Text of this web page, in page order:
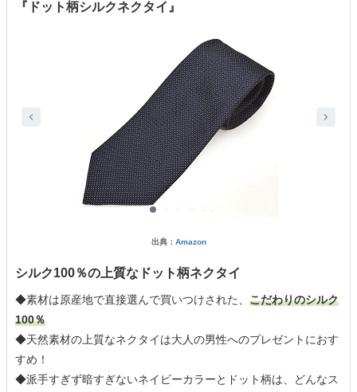
『ドット柄シルクネクタイ』
出典： Amazon
シルク100％の上質なドット柄ネクタイ
◆素材は原産地で直接選んで買いつけされた、 こだわりのシルク
100％
◆天然素材の上質なネクタイは大人の男性へのプレゼントにおす
すめ！
◆派手すぎず暗すぎないネイビーカラーとドット柄は、どんなス